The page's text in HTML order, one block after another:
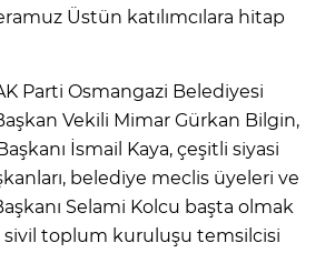
Üstün katılımcılara hitap
Parti Osmangazi Belediyesi
Vekili Mimar Gürkan Bilgin,
İsmail Kaya, çeşitli siyasi
belediye meclis üyeleri ve
Selami Kolcu başta olmak
sivil toplum kuruluşu temsilcisi